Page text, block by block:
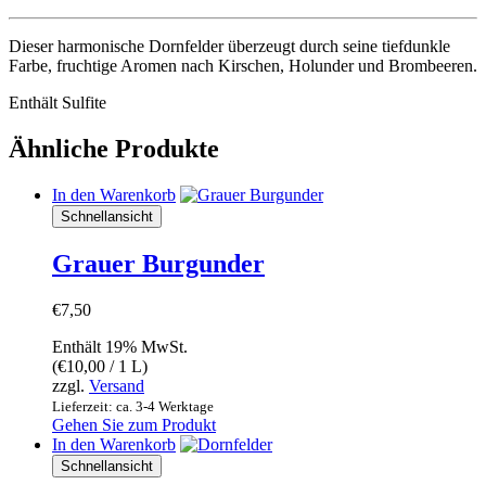
Dieser harmonische Dornfelder überzeugt durch seine tiefdunkle
Farbe, fruchtige Aromen nach Kirschen, Holunder und Brombeeren.
Enthält Sulfite
Ähnliche Produkte
In den Warenkorb
Schnellansicht
Grauer Burgunder
€7,50
Enthält 19% MwSt.
(€10,00 / 1 L)
zzgl. Versand
Lieferzeit: ca. 3-4 Werktage
Gehen Sie zum Produkt
In den Warenkorb
Schnellansicht